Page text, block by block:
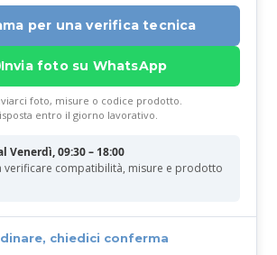
per una verifica tecnica
Invia foto su WhatsApp
foto, misure o codice prodotto.
entro il giorno lavorativo.
Venerdì, 09:30 – 18:00
verificare compatibilità, misure e prodotto
chiedici conferma